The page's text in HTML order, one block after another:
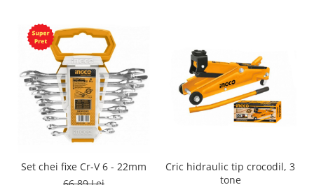
Set chei fixe Cr-V 6 - 22mm
Cric hidraulic tip crocodil, 3
tone